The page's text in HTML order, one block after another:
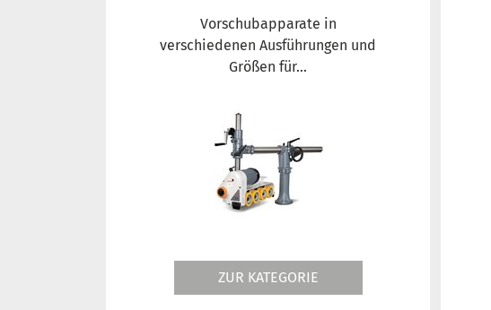
Vorschubapparate in
verschiedenen Ausführungen und
Größen für...
ZUR KATEGORIE